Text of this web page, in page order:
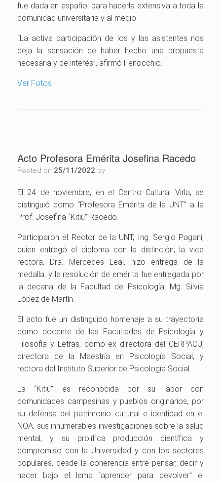
fue dada en español para hacerla extensiva a toda la
comunidad universitaria y al medio.
“La activa participación de los y las asistentes nos
deja la sensación de haber hecho una propuesta
necesaria y de interés”, afirmó Fenocchio.
Ver Fotos
Acto Profesora Emérita Josefina Racedo
Posted on 25/11/2022 by
El 24 de noviembre, en el Centro Cultural Virla, se
distinguió como “Profesora Emérita de la UNT” a la
Prof. Josefina “Kitiú” Racedo.
Participaron el Rector de la UNT, Ing. Sergio Pagani,
quien entregó el diploma con la distinción; la vice
rectora, Dra. Mercedes Leal, hizo entrega de la
medalla; y la resolución de emérita fue entregada por
la decana de la Facultad de Psicología, Mg. Silvia
López de Martín.
El acto fue un distinguido homenaje a su trayectoria
como docente de las Facultades de Psicología y
Filosofía y Letras, como ex directora del CERPACU,
directora de la Maestría en Psicología Social, y
rectora del Instituto Superior de Psicología Social.
La “Kitiú” es reconocida por su labor con
comunidades campesinas y pueblos originarios, por
su defensa del patrimonio cultural e identidad en el
NOA, sus innumerables investigaciones sobre la salud
mental, y su prolífica producción científica y
compromiso con la Universidad y con los sectores
populares, desde la coherencia entre pensar, decir y
hacer bajo el lema “aprender para devolver” el